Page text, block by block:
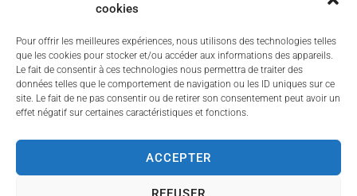
cookies
Pour offrir les meilleures expériences, nous utilisons des technologies telles
que les cookies pour stocker et/ou accéder aux informations des appareils.
Le fait de consentir à ces technologies nous permettra de traiter des
données telles que le comportement de navigation ou les ID uniques sur ce
site. Le fait de ne pas consentir ou de retirer son consentement peut avoir un
effet négatif sur certaines caractéristiques et fonctions.
ACCEPTER
2022 © Tous droits réservés